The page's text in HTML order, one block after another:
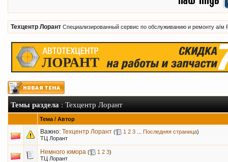
Техцентр Лорант Специализированный сервис по обслуживанию и ремонту а/м
Темы раздела: Техцентр Лорант
Тема / Автор
Важно: Техцентр Лорант ( 1 2 3 Последняя страница)
ТЦ Лорант
Немного юмора ( 1 2 3)
ТЦ Лорант